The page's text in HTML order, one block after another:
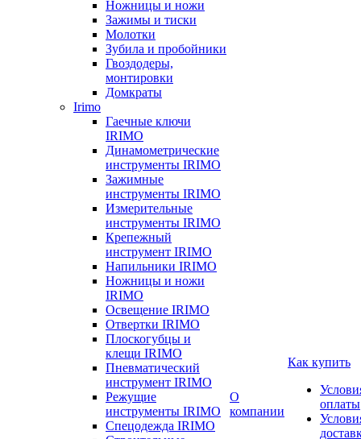
Ножницы и ножи
Зажимы и тиски
Молотки
Зубила и пробойники
Гвоздодеры,
монтировки
Домкраты
Irimo
Гаечные ключи
IRIMO
Динамометрические
инструменты IRIMO
Зажимные
инструменты IRIMO
Измерительные
инструменты IRIMO
Крепежный
инструмент IRIMO
Напильники IRIMO
Ножницы и ножи
IRIMO
Освещение IRIMO
Отвертки IRIMO
Плоскогубцы и
клещи IRIMO
Пневматический
инструмент IRIMO
Режущие
инструменты IRIMO
Спецодежда IRIMO
О
компании
Как купить
оплаты